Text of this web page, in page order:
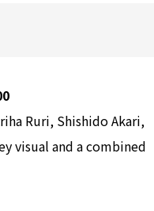
Ruri, Shishido Akari,
visual and a combined